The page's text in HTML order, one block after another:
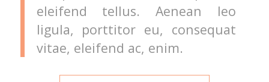
eleifend tellus. Aenean leo
ligula, porttitor eu, consequat
vitae, eleifend ac, enim.